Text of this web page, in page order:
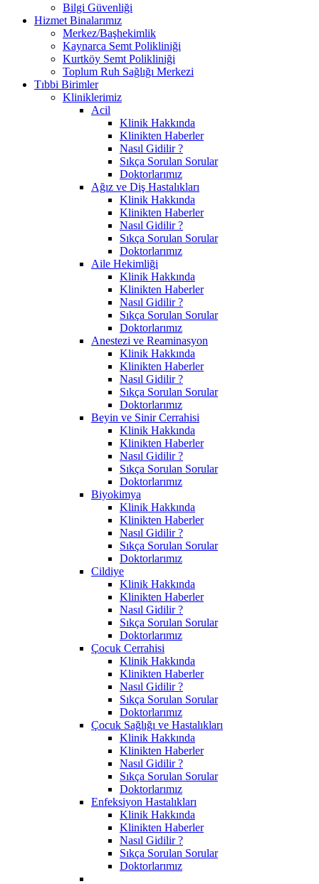
Bilgi Güvenliği
Hizmet Binalarımız
Merkez/Başhekimlik
Kaynarca Semt Polikliniği
Kurtköy Semt Polikliniği
Toplum Ruh Sağlığı Merkezi
Tıbbi Birimler
Kliniklerimiz
Acil
Klinik Hakkında
Klinikten Haberler
Nasıl Gidilir ?
Sıkça Sorulan Sorular
Doktorlarımız
Ağız ve Diş Hastalıkları
Klinik Hakkında
Klinikten Haberler
Nasıl Gidilir ?
Sıkça Sorulan Sorular
Doktorlarımız
Aile Hekimliği
Klinik Hakkında
Klinikten Haberler
Nasıl Gidilir ?
Sıkça Sorulan Sorular
Doktorlarımız
Anestezi ve Reaminasyon
Klinik Hakkında
Klinikten Haberler
Nasıl Gidilir ?
Sıkça Sorulan Sorular
Doktorlarımız
Beyin ve Sinir Cerrahisi
Klinik Hakkında
Klinikten Haberler
Nasıl Gidilir ?
Sıkça Sorulan Sorular
Doktorlarımız
Biyokimya
Klinik Hakkında
Klinikten Haberler
Nasıl Gidilir ?
Sıkça Sorulan Sorular
Doktorlarımız
Cildiye
Klinik Hakkında
Klinikten Haberler
Nasıl Gidilir ?
Sıkça Sorulan Sorular
Doktorlarımız
Çocuk Cerrahisi
Klinik Hakkında
Klinikten Haberler
Nasıl Gidilir ?
Sıkça Sorulan Sorular
Doktorlarımız
Çocuk Sağlığı ve Hastalıkları
Klinik Hakkında
Klinikten Haberler
Nasıl Gidilir ?
Sıkça Sorulan Sorular
Doktorlarımız
Enfeksiyon Hastalıkları
Klinik Hakkında
Klinikten Haberler
Nasıl Gidilir ?
Sıkça Sorulan Sorular
Doktorlarımız